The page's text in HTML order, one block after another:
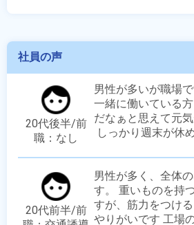
社員の声
20代後半/前
職：なし
男性が多いが職場で
一緒に働いている
だなぁと思えて元気
しっかり週末が休
20代前半/前
男性が多く、全体
す。 重いものを持
すが、筋力をつけ
やりがいです 工場